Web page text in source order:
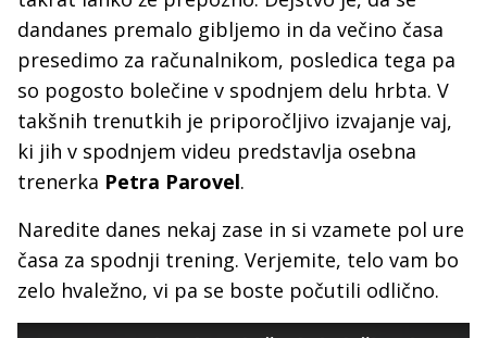
dandanes premalo gibljemo in da večino časa
presedimo za računalnikom, posledica tega pa
so pogosto bolečine v spodnjem delu hrbta. V
takšnih trenutkih je priporočljivo izvajanje vaj,
ki jih v spodnjem videu predstavlja osebna
trenerka Petra Parovel.
Naredite danes nekaj zase in si vzamete pol ure
časa za spodnji trening. Verjemite, telo vam bo
zelo hvaležno, vi pa se boste počutili odlično.